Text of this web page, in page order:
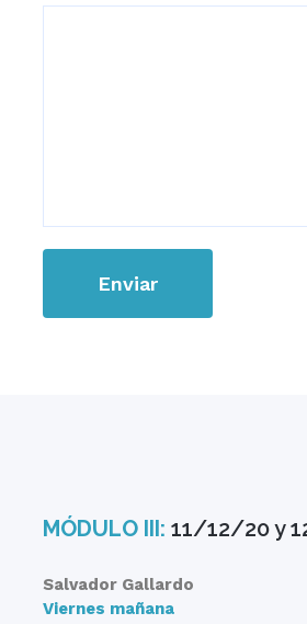
MÓDULO III: 11/12/20 y
Salvador Gallardo
Viernes mañana